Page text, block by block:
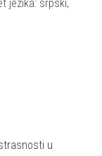
jezika: srpski,
u